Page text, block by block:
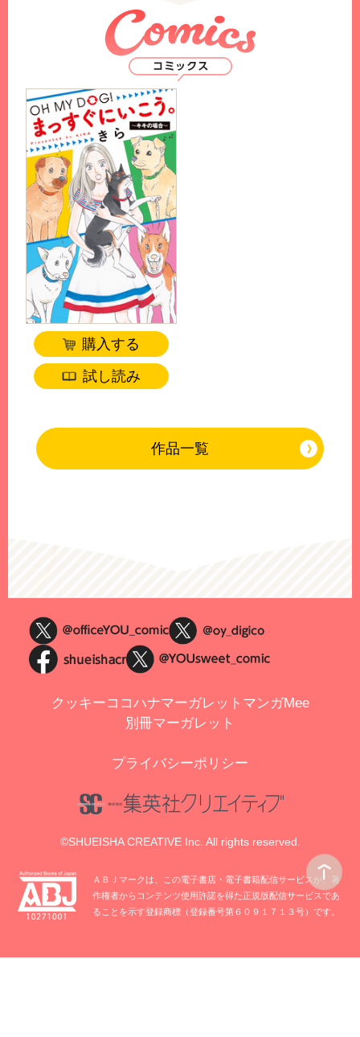
購入する
試し読み
作品一覧
クッキーココハナマーガレット マンガMee
別冊マーガレット
プライバシーポリシー
©SHUEISHA CREATIVE Inc. All rights reserved.
ＡＢＪマークは、この電子書店・電子書籍配信サービスが、著
作権者からコンテンツ使用許諾を得た正規版配信サービスであ
ることを示す登録商標（登録番号第６０９１７１３号）です。